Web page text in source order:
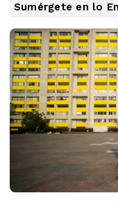
Sumérgete en lo